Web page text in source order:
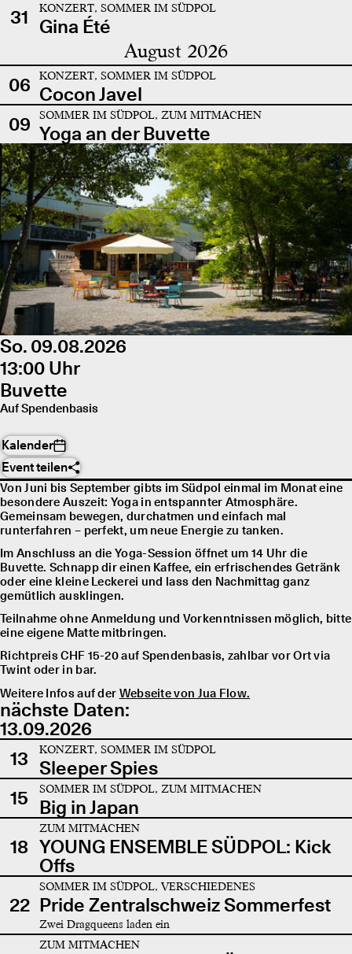
31
KONZERT, SOMMER IM SÜDPOL
Gina Été
August 2026
06 KONZERT, SOMMER IM SÜDPOL
Cocon Javel
09
SOMMER IM SÜDPOL, ZUM MITMACHEN
Yoga an der Buvette
So. 09.08.2026
13:00 Uhr
Buvette
Auf Spendenbasis
Kalender
Event teilen
Von Juni bis September gibts im Südpol einmal im Monat eine
besondere Auszeit: Yoga in entspannter Atmosphäre.
Gemeinsam bewegen, durchatmen und einfach mal
runterfahren – perfekt, um neue Energie zu tanken.
Im Anschluss an die Yoga-Session öffnet um 14 Uhr die
Buvette. Schnapp dir einen Kaffee, ein erfrischendes Getränk
oder eine kleine Leckerei und lass den Nachmittag ganz
gemütlich ausklingen.
Teilnahme ohne Anmeldung und Vorkenntnissen möglich, bitte
eine eigene Matte mitbringen.
Richtpreis CHF 15-20 auf Spendenbasis, zahlbar vor Ort via
Twint oder in bar.
Weitere Infos auf der Webseite von Jua Flow.
nächste Daten:
13.09.2026
13
KONZERT, SOMMER IM SÜDPOL
Sleeper Spies
15
SOMMER IM SÜDPOL, ZUM MITMACHEN
Big in Japan
18
ZUM MITMACHEN
YOUNG ENSEMBLE SÜDPOL: Kick
Offs
22
SOMMER IM SÜDPOL, VERSCHIEDENES
Pride Zentralschweiz Sommerfest
Zwei Dragqueens laden ein
ZUM MITMACHEN